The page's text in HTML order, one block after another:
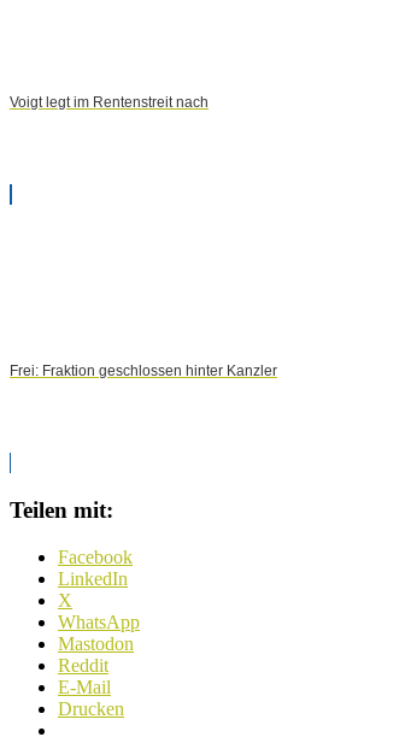
Voigt legt im Rentenstreit nach
Frei: Fraktion geschlossen hinter Kanzler
Teilen mit:
Facebook
LinkedIn
X
WhatsApp
Mastodon
Reddit
E-Mail
Drucken